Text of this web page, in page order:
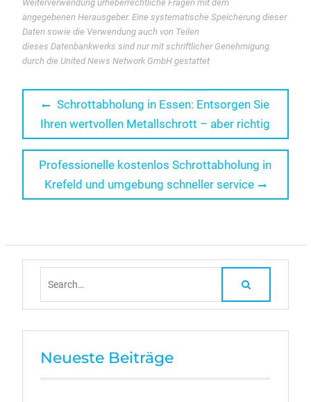
Weiterverwendung urheberrechtliche Fragen mit dem
angegebenen Herausgeber. Eine systematische Speicherung dieser
Daten sowie die Verwendung auch von Teilen
dieses Datenbankwerks sind nur mit schriftlicher Genehmigung
durch die United News Network GmbH gestattet
Beitragsnavigation
Previous
post:
Schrottabholung in Essen: Entsorgen Sie
Ihren wertvollen Metallschrott – aber richtig
Next
post:
Professionelle kostenlos Schrottabholung in
Krefeld und umgebung schneller service
Neueste Beiträge